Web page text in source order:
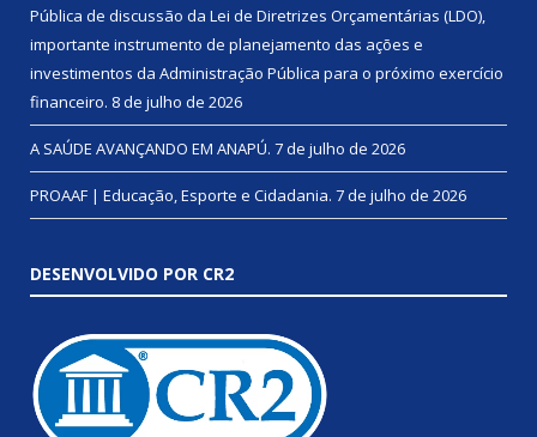
Pública de discussão da Lei de Diretrizes Orçamentárias (LDO),
importante instrumento de planejamento das ações e
investimentos da Administração Pública para o próximo exercício
financeiro. 8 de julho de 2026
A SAÚDE AVANÇANDO EM ANAPÚ. 7 de julho de 2026
PROAAF | Educação, Esporte e Cidadania. 7 de julho de 2026
DESENVOLVIDO POR CR2